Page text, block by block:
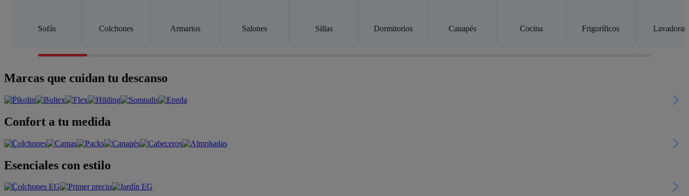
Sofás Colchones Armarios Salones Sillas Dormitorios Canapés Cocina Frigoríficos Lavadoras
Marcas que cuidan tu descanso
Confort a tu medida
Esenciales con estilo